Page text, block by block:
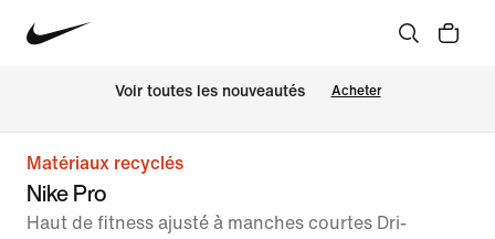
Voir toutes les nouveautés Acheter
Matériaux recyclés
Nike Pro
Haut de fitness ajusté à manches courtes Dri-